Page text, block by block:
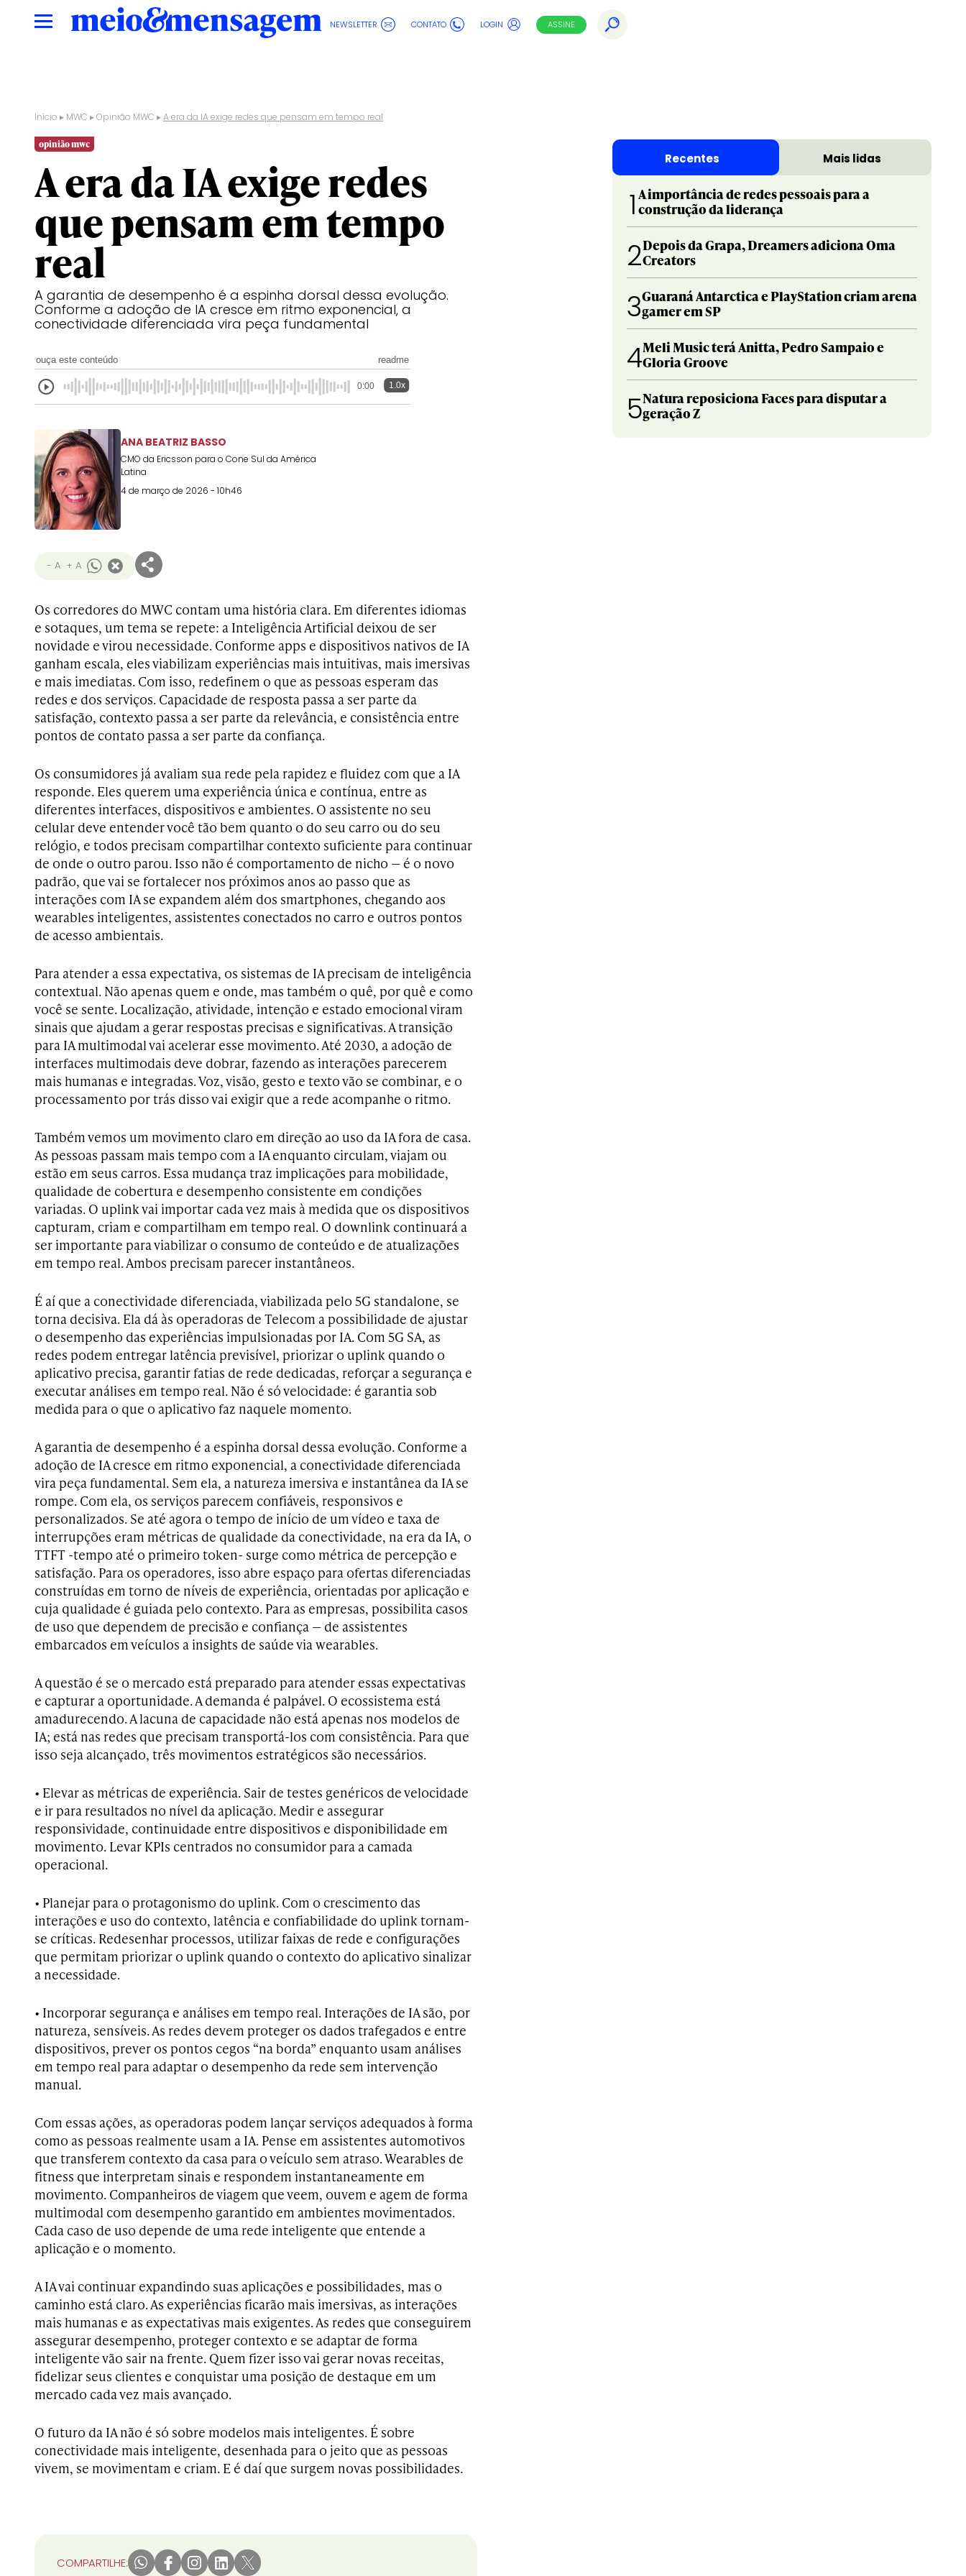
NEWSLETTER CONTATO LOGIN ASSINE
Início ▸ MWC ▸Opinião MWC ▸A era da IA exige redes que pensam em tempo real
opinião mwc
A era da IA exige redes
que pensam em tempo
real
A garantia de desempenho é a espinha dorsal dessa evolução.
Conforme a adoção de IA cresce em ritmo exponencial, a
conectividade diferenciada vira peça fundamental
ouça este conteúdo readme
0:00 1.0x
ANA BEATRIZ BASSO
CMO da Ericsson para o Cone Sul da América
Latina
4 de março de 2026 - 10h46
- A + A
Os corredores do MWC contam uma história clara. Em diferentes idiomas
e sotaques, um tema se repete: a Inteligência Artificial deixou de ser
novidade e virou necessidade. Conforme apps e dispositivos nativos de IA
ganham escala, eles viabilizam experiências mais intuitivas, mais imersivas
e mais imediatas. Com isso, redefinem o que as pessoas esperam das
redes e dos serviços. Capacidade de resposta passa a ser parte da
satisfação, contexto passa a ser parte da relevância, e consistência entre
pontos de contato passa a ser parte da confiança.
Os consumidores já avaliam sua rede pela rapidez e fluidez com que a IA
responde. Eles querem uma experiência única e contínua, entre as
diferentes interfaces, dispositivos e ambientes. O assistente no seu
celular deve entender você tão bem quanto o do seu carro ou do seu
relógio, e todos precisam compartilhar contexto suficiente para continuar
de onde o outro parou. Isso não é comportamento de nicho — é o novo
padrão, que vai se fortalecer nos próximos anos ao passo que as
interações com IA se expandem além dos smartphones, chegando aos
wearables inteligentes, assistentes conectados no carro e outros pontos
de acesso ambientais.
Para atender a essa expectativa, os sistemas de IA precisam de inteligência
contextual. Não apenas quem e onde, mas também o quê, por quê e como
você se sente. Localização, atividade, intenção e estado emocional viram
sinais que ajudam a gerar respostas precisas e significativas. A transição
para IA multimodal vai acelerar esse movimento. Até 2030, a adoção de
interfaces multimodais deve dobrar, fazendo as interações parecerem
mais humanas e integradas. Voz, visão, gesto e texto vão se combinar, e o
processamento por trás disso vai exigir que a rede acompanhe o ritmo.
Também vemos um movimento claro em direção ao uso da IA fora de casa.
As pessoas passam mais tempo com a IA enquanto circulam, viajam ou
estão em seus carros. Essa mudança traz implicações para mobilidade,
qualidade de cobertura e desempenho consistente em condições
variadas. O uplink vai importar cada vez mais à medida que os dispositivos
capturam, criam e compartilham em tempo real. O downlink continuará a
ser importante para viabilizar o consumo de conteúdo e de atualizações
em tempo real. Ambos precisam parecer instantâneos.
É aí que a conectividade diferenciada, viabilizada pelo 5G standalone, se
torna decisiva. Ela dá às operadoras de Telecom a possibilidade de ajustar
o desempenho das experiências impulsionadas por IA. Com 5G SA, as
redes podem entregar latência previsível, priorizar o uplink quando o
aplicativo precisa, garantir fatias de rede dedicadas, reforçar a segurança e
executar análises em tempo real. Não é só velocidade: é garantia sob
medida para o que o aplicativo faz naquele momento.
A garantia de desempenho é a espinha dorsal dessa evolução. Conforme a
adoção de IA cresce em ritmo exponencial, a conectividade diferenciada
vira peça fundamental. Sem ela, a natureza imersiva e instantânea da IA se
rompe. Com ela, os serviços parecem confiáveis, responsivos e
personalizados. Se até agora o tempo de início de um vídeo e taxa de
interrupções eram métricas de qualidade da conectividade, na era da IA, o
TTFT -tempo até o primeiro token- surge como métrica de percepção e
satisfação. Para os operadores, isso abre espaço para ofertas diferenciadas
construídas em torno de níveis de experiência, orientadas por aplicação e
cuja qualidade é guiada pelo contexto. Para as empresas, possibilita casos
de uso que dependem de precisão e confiança — de assistentes
embarcados em veículos a insights de saúde via wearables.
A questão é se o mercado está preparado para atender essas expectativas
e capturar a oportunidade. A demanda é palpável. O ecossistema está
amadurecendo. A lacuna de capacidade não está apenas nos modelos de
IA; está nas redes que precisam transportá-los com consistência. Para que
isso seja alcançado, três movimentos estratégicos são necessários.
• Elevar as métricas de experiência. Sair de testes genéricos de velocidade
e ir para resultados no nível da aplicação. Medir e assegurar
responsividade, continuidade entre dispositivos e disponibilidade em
movimento. Levar KPIs centrados no consumidor para a camada
operacional.
• Planejar para o protagonismo do uplink. Com o crescimento das
interações e uso do contexto, latência e confiabilidade do uplink tornam-
se críticas. Redesenhar processos, utilizar faixas de rede e configurações
que permitam priorizar o uplink quando o contexto do aplicativo sinalizar
a necessidade.
• Incorporar segurança e análises em tempo real. Interações de IA são, por
natureza, sensíveis. As redes devem proteger os dados trafegados e entre
dispositivos, prever os pontos cegos “na borda” enquanto usam análises
em tempo real para adaptar o desempenho da rede sem intervenção
manual.
Com essas ações, as operadoras podem lançar serviços adequados à forma
como as pessoas realmente usam a IA. Pense em assistentes automotivos
que transferem contexto da casa para o veículo sem atraso. Wearables de
fitness que interpretam sinais e respondem instantaneamente em
movimento. Companheiros de viagem que veem, ouvem e agem de forma
multimodal com desempenho garantido em ambientes movimentados.
Cada caso de uso depende de uma rede inteligente que entende a
aplicação e o momento.
A IA vai continuar expandindo suas aplicações e possibilidades, mas o
caminho está claro. As experiências ficarão mais imersivas, as interações
mais humanas e as expectativas mais exigentes. As redes que conseguirem
assegurar desempenho, proteger contexto e se adaptar de forma
inteligente vão sair na frente. Quem fizer isso vai gerar novas receitas,
fidelizar seus clientes e conquistar uma posição de destaque em um
mercado cada vez mais avançado.
O futuro da IA não é só sobre modelos mais inteligentes. É sobre
conectividade mais inteligente, desenhada para o jeito que as pessoas
vivem, se movimentam e criam. E é daí que surgem novas possibilidades.
COMPARTILHE:
Recentes Mais lidas
1 A importância de redes pessoais para a
construção da liderança
2Depois da Grapa, Dreamers adiciona Oma
Creators
3Guaraná Antarctica e PlayStation criam arena
gamer em SP
4Meli Music terá Anitta, Pedro Sampaio e
Gloria Groove
5Natura reposiciona Faces para disputar a
geração Z